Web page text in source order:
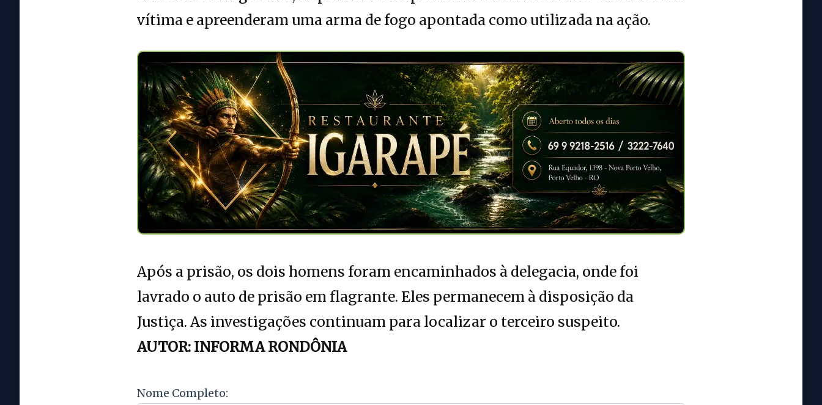
vítima e apreenderam uma arma de fogo apontada como utilizada na ação.
Após a prisão, os dois homens foram encaminhados à delegacia, onde foi
lavrado o auto de prisão em flagrante. Eles permanecem à disposição da
Justiça. As investigações continuam para localizar o terceiro suspeito.
AUTOR: INFORMA RONDÔNIA
Nome Completo: